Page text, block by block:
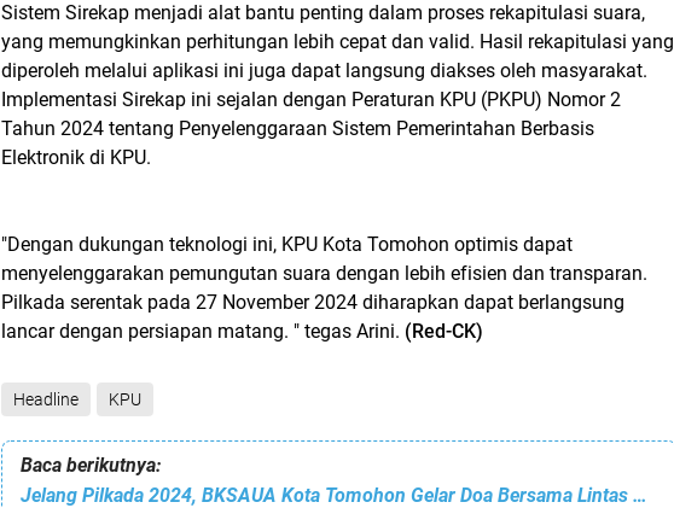
Sistem Sirekap menjadi alat bantu penting dalam proses rekapitulasi suara,
yang memungkinkan perhitungan lebih cepat dan valid. Hasil rekapitulasi yang
diperoleh melalui aplikasi ini juga dapat langsung diakses oleh masyarakat.
Implementasi Sirekap ini sejalan dengan Peraturan KPU (PKPU) Nomor 2
Tahun 2024 tentang Penyelenggaraan Sistem Pemerintahan Berbasis
Elektronik di KPU.
"Dengan dukungan teknologi ini, KPU Kota Tomohon optimis dapat
menyelenggarakan pemungutan suara dengan lebih efisien dan transparan.
Pilkada serentak pada 27 November 2024 diharapkan dapat berlangsung
lancar dengan persiapan matang. " tegas Arini. (Red-CK)
Headline KPU
Baca berikutnya:
Jelang Pilkada 2024, BKSAUA Kota Tomohon Gelar Doa Bersama Lintas Agama